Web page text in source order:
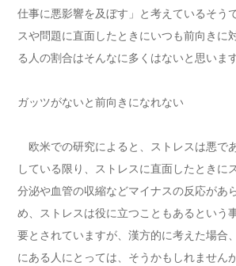
仕事に悪影響を及ぼす」と考えているそう
スや問題に直面したときにいつも前向きに
る人の割合はそんなに多くはないと思います
ガッツがないと前向きになれない
欧米での研究によると、ストレスは悪で
している限り、ストレスに直面したときに
分泌や血管の収縮などマイナスの反応があ
め、ストレスは役に立つこともあるという
要とされていますが、漢方的に考えた場合
にある人にとっては、そうかもしれません